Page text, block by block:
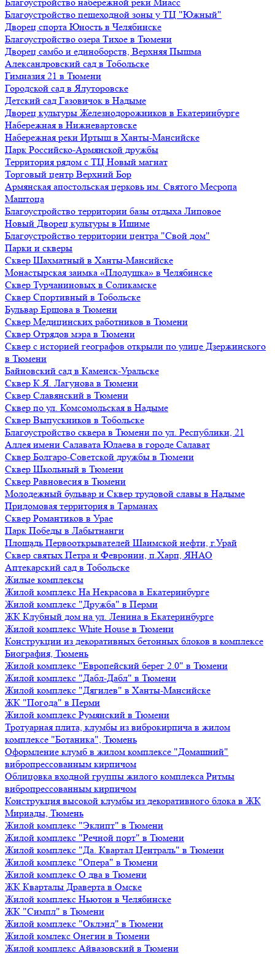
Благоустройство пешеходной зоны у ТЦ "Южный"
Дворец спорта Юность в Челябинске
Благоустройство озера Тихое в Тюмени
Дворец самбо и единоборств, Верхняя Пышма
Александровский сад в Тобольске
Гимназия 21 в Тюмени
Городской сад в Ялуторовске
Детский сад Газовичок в Надыме
Дворец культуры Железнодорожников в Екатеринбурге
Набережная в Нижневартовске
Набережная реки Иртыш в Ханты-Мансийске
Парк Российско-Армянской дружбы
Территория рядом с ТЦ Новый магнат
Торговый центр Верхний Бор
Армянская апостольская церковь им. Святого Месропа
Маштоца
Благоустройство территории базы отдыха Липовое
Нoвый Двoрeц культуры в Ишимe
Благоустройство территории центра "Свой дом"
Парки и скверы
Сквер Шахматный в Ханты-Мансийске
Монастырская заимка «Плодушка» в Челябинске
Сквер Турчаниновых в Соликамске
Сквер Спортивный в Тобольске
Бульвар Ершова в Тюмени
Сквер Медицинских работников в Тюмени
Сквер Отрядов мэра в Тюмени
Сквер с историей географов открыли по улице Дзержинского
в Тюмени
Байновский сад в Каменск-Уральске
Сквер К.Я. Лагунова в Тюмени
Сквер Славянский в Тюмени
Сквер по ул. Комсомольская в Надыме
Сквер Выпускников в Тобольске
Благоустройство сквера в Тюмени по ул. Республики, 21
Аллея имени Салавата Юлаева в городе Салават
Сквер Болгаро-Советской дружбы в Тюмени
Сквер Школьный в Тюмени
Сквер Равновесия в Тюмени
Молодежный бульвар и Сквер трудовой славы в Надыме
Придомовая территория в Тарманах
Сквер Романтиков в Урае
Парк Победы в Лабытнанги
Площадь Первооткрывателей Шаимской нефти, г.Урай
Сквер святых Петра и Февронии, п.Харп, ЯНАО
Аптекарский сад в Тобольске
Жилые комплексы
Жилой комплекс На Некрасова в Екатеринбурге
Жилой комплекс "Дружба" в Перми
ЖК Клубный дом на ул. Ленина в Екатеринбурге
Жилой комплекс White House в Тюмени
Конструкции из декоративных бетонных блоков в комплексе
Биография, Тюмень
Жилой комплекс "Европейский берег 2.0" в Тюмени
Жилой комплекс "Дабл-Дабл" в Тюмени
Жилой комплекс "Дягилев" в Ханты-Мансийске
ЖК "Погода" в Перми
Жилой комплекс Румянский в Тюмени
Тротуарная плита, клумбы из виброкирпича в жилом
комплексе "Ботаника", Тюмень
Оформление клумб в жилом комплексе "Домашний"
вибропрессованным кирпичом
Облицовка входной группы жилого комплекса Ритмы
вибропрессованным кирпичом
Конструкция высокой клумбы из декоративного блока в ЖК
Мириады, Тюмень
Жилой комплекс "Эклипт" в Тюмени
Жилой комплекс "Речной порт" в Тюмени
Жилой комплекс "Да. Квартал Централь" в Тюмени
Жилой комплекс "Опера" в Тюмени
Жилой комплекс О два в Тюмени
ЖК Кварталы Драверта в Омске
Жилой комплекс Ньютон в Челябинске
ЖК "Симпл" в Тюмени
Жилой комплекс "Оклэнд" в Тюмени
Жилой комлекс Онегин в Тюмени
Жилой комплекс Айвазовский в Тюмени